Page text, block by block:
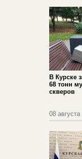
В Курске
68 тонн
скверов
08